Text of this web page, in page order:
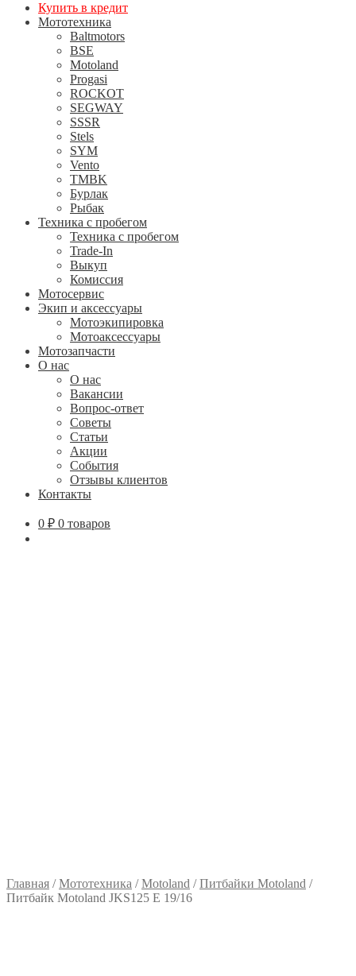
Купить в кредит
Мототехника
Baltmotors
BSE
Motoland
Progasi
ROCKOT
SEGWAY
SSSR
Stels
SYM
Vento
TMBK
Бурлак
Рыбак
Техника с пробегом
Техника с пробегом
Trade-In
Выкуп
Комиссия
Мотосервис
Экип и аксессуары
Мотоэкипировка
Мотоаксессуары
Мотозапчасти
О нас
О нас
Вакансии
Вопрос-ответ
Советы
Статьи
Акции
События
Отзывы клиентов
Контакты
0 ₽ 0 товаров
Главная /Мототехника /Motoland /Питбайки Motoland /
Питбайк Motoland JKS125 E 19/16